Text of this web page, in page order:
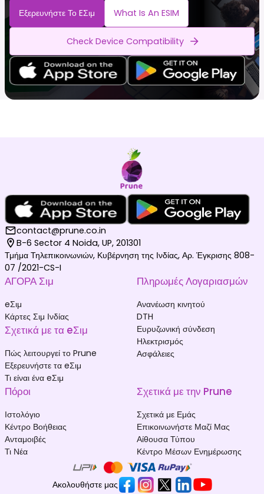
Εξερευνήστε Το EΣιμ What Is An ESIM
Check Device Compatibility
contact@prune.co.in
B-6 Sector 4 Noida, UP, 201301
Τμήμα Τηλεπικοινωνιών, Κυβέρνηση της Ινδίας, Αρ. Έγκρισης 808-
07 /2021-CS-I
ΑΓΟΡΑ Σιμ
eΣιμ
Κάρτες Σιμ Ινδίας
Σχετικά με τα eΣιμ
Πώς λειτουργεί το Prune
Εξερευνήστε τα eΣιμ
Τι είναι ένα eΣιμ
Πληρωμές Λογαριασμών
Ανανέωση κινητού
DTH
Ευρυζωνική σύνδεση
Ηλεκτρισμός
Ασφάλειες
Πόροι
Ιστολόγιο
Κέντρο Βοήθειας
Ανταμοιβές
Τι Νέα
Σχετικά με την Prune
Σχετικά με Εμάς
Επικοινωνήστε Μαζί Μας
Αίθουσα Τύπου
Κέντρο Μέσων Ενημέρωσης
Ακολουθήστε μας